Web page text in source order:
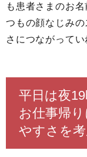
も患者さまのお
つもの顔なじみ
さにつながってい
平日は夜
お仕事帰
やすさを考